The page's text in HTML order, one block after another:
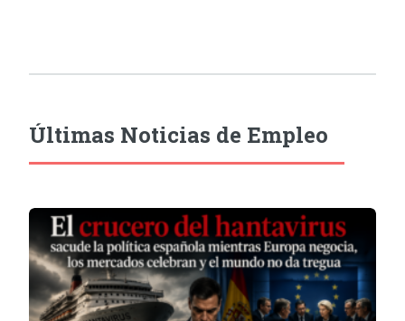
Últimas Noticias de Empleo